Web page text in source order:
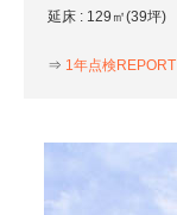
延床 : 129㎡(39坪)
⇒ 1年点検REPORT